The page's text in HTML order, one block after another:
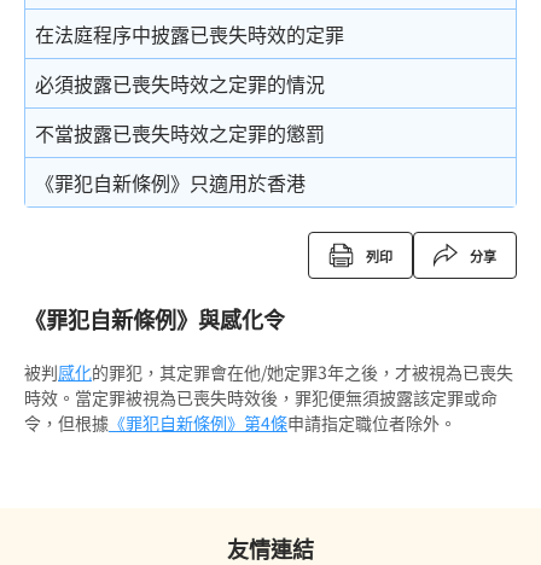
罰款
補償令
復還令
沒收
有條件或無條件釋放
針對家長或監護人的命令
警司警誡
在法庭程序中披露已喪失時效的定罪
必須披露已喪失時效之定罪的情況
不當披露已喪失時效之定罪的懲罰
《罪犯自新條例》只適用於香港
列印 分享
《罪犯自新條例》與感化令
被判感化的罪犯，其定罪會在他/她定罪3年之後，才被視為已喪失
時效。當定罪被視為已喪失時效後，罪犯便無須披露該定罪或命
令，但根據 《罪犯自新條例》 第4條申請指定職位者除外。
友情連結